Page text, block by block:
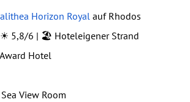
Horizon Royal auf Rhodos
☀️ 5,8/6 | 🏖️ Hoteleigener Strand
Hotel
View Room